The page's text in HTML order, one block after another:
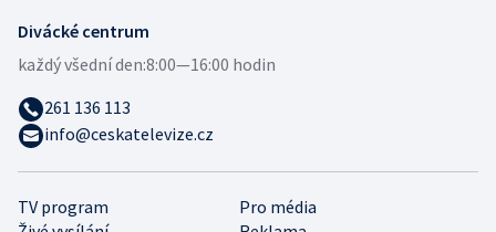
TV program
Pro média
Divácké centrum
každý všední den:8:00—16:00 hodin
261 136 113
info@ceskatelevize.cz